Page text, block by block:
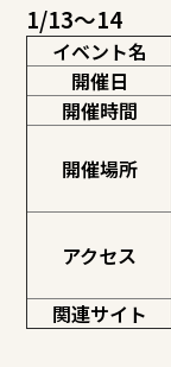
1/13～14
イベント名
開催日
開催時間
開催場所
アクセス
関連サイト